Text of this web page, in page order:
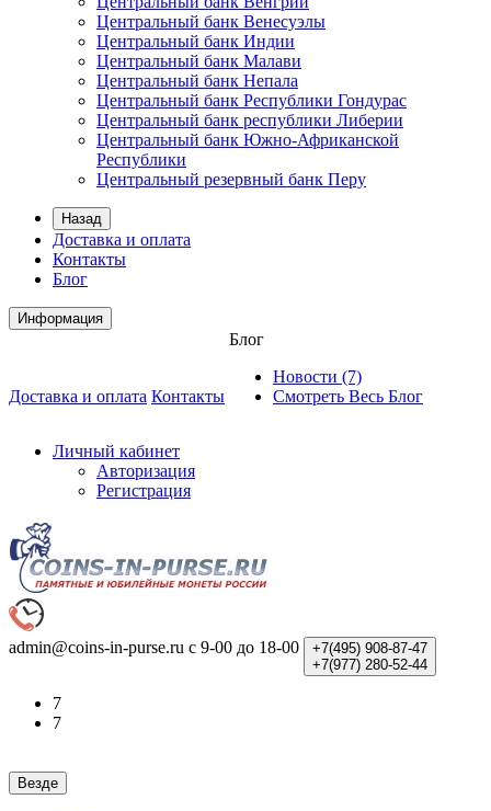
Центральный банк Венесуэлы
Центральный банк Индии
Центральный банк Малави
Центральный банк Непала
Центральный банк Республики Гондурас
Центральный банк республики Либерии
Центральный банк Южно-Африканской
Республики
Центральный резервный банк Перу
Назад
Доставка и оплата
Контакты
Блог
Информация
Доставка и оплата Контакты
Блог
Новости (7)
Смотреть Весь Блог
Личный кабинет
Авторизация
Регистрация
admin@coins-in-purse.ru с 9-00 до 18-00 +7(495) 908-87-47
+7(977) 280-52-44
7
7
Везде